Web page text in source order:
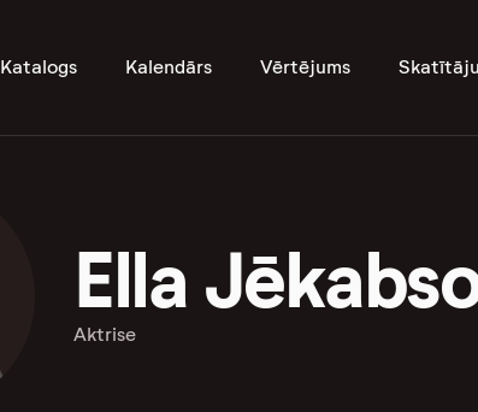
Katalogs Kalendārs Vērtējums
Ella
Aktrise